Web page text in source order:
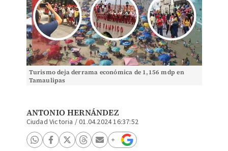
Turismo deja derrama económica de 1,156 mdp en
Tamaulipas
ANTONIO HERNÁNDEZ
Ciudad Victoria /01.04.2024 16:37:52